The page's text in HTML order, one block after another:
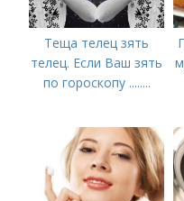
Теща телец зять
телец. Если Ваш зять
по гороскопу ........